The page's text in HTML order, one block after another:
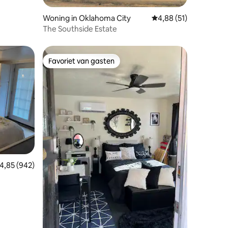
Woning in Oklahoma City Gemiddelde
4,88 (51)
The Southside Estate
beoordeling van 4,85 op 5, 942 recensies
4,85 (942)
Favoriet van gasten
Favoriet van gasten